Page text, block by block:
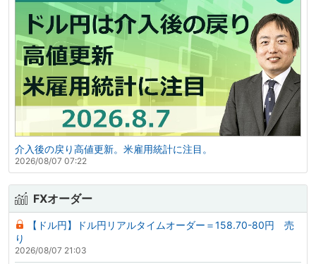
介入後の戻り高値更新。米雇用統計に注目。
2026/08/07 07:22
FXオーダー
【ドル円】ドル円リアルタイムオーダー＝158.70-80円 売
り
2026/08/07 21:03